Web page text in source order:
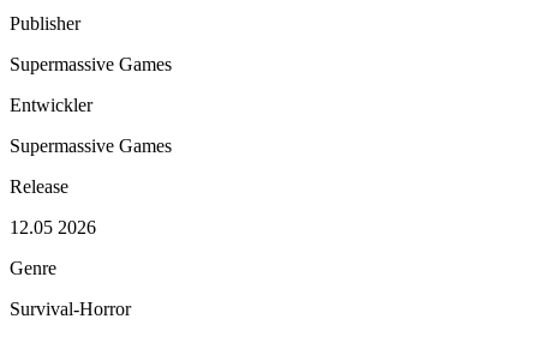
Publisher
Supermassive Games
Entwickler
Supermassive Games
Release
12.05 2026
Genre
Survival-Horror